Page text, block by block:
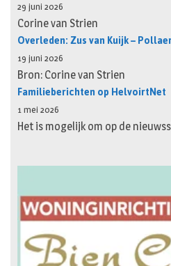
29 juni 2026
Corine van Strien
Overleden: Zus van Kuijk –
19 juni 2026
Bron: Corine van Strien
Familieberichten op HelvoirtNet
1 mei 2026
Het is mogelijk om op de